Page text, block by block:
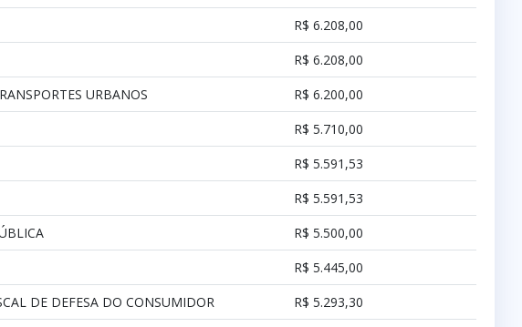
R$ 6.208,00
R$ 6.208,00
URBANOS
R$ 6.200,00
R$ 5.710,00
R$ 5.591,53
R$ 5.591,53
R$ 5.500,00
R$ 5.445,00
DE DEFESA DO CONSUMIDOR
R$ 5.293,30